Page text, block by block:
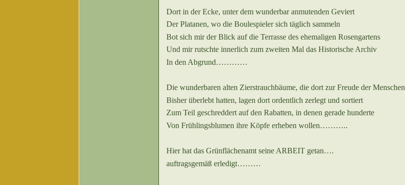
Dort in der Ecke, unter dem wunderbar anmutenden Geviert
Der Platanen, wo die Boulespieler sich täglich sammeln
Bot sich mir der Blick auf die Terrasse des ehemaligen Rosengartens
Und mir rutschte innerlich zum zweiten Mal das Historische Archiv
In den Abgrund…………
Die wunderbaren alten Zierstrauchbäume, die dort zur Freude der Menschen
Bisher überlebt hatten, lagen dort ordentlich zerlegt und sortiert
Zum Teil geschreddert auf den Rabatten, in denen gerade hunderte
Von Frühlingsblumen ihre Köpfe erheben wollen………..
Hier hat das Grünflächenamt seine ARBEIT getan….
auftragsgemäß erledigt………